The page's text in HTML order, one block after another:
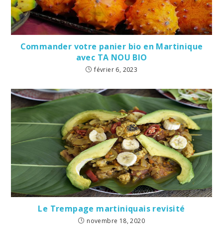
Commander votre panier bio en Martinique
avec TA NOU BIO
février 6, 2023
Le Trempage martiniquais revisité
novembre 18, 2020